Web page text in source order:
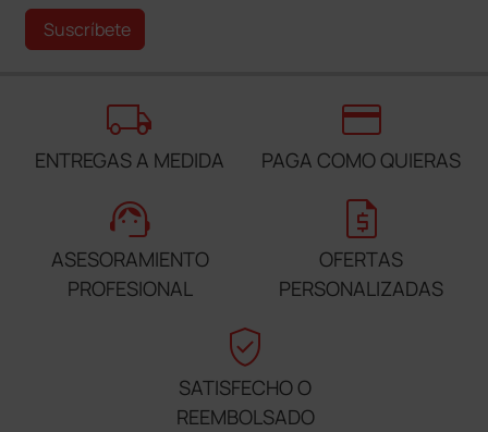
Suscríbete
local_shipping
ENTREGAS A MEDIDA
credit_card
PAGA COMO QUIERAS
support_agent
ASESORAMIENTO
PROFESIONAL
request_quote
OFERTAS
PERSONALIZADAS
verified_user
SATISFECHO O
REEMBOLSADO